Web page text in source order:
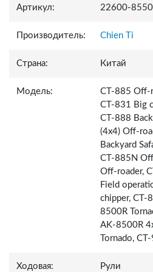
Артикул: 22600-
Производитель: Chien Ti
Страна: Китай
Модель:
СТ-885 Off-
СТ-831 Big
CT-888
(4x4) Off-
Backyard
CT-885N
Off-roader,
Field
chipper, CT-
8500R
AK-8500R
Tornado,
Ходовая: Рули